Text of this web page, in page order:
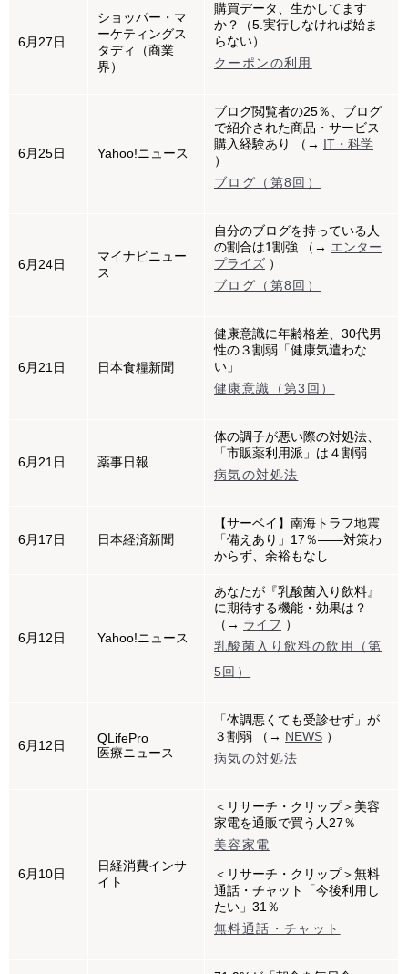
6月27日
ショッパー・マ
ーケティングス
タディ（商業
界）
購買データ、生かしてます
か？（5.実行しなければ始ま
らない）
クーポンの利用
6月25日 Yahoo!ニュース
ブログ閲覧者の25％、ブログ
で紹介された商品・サービス
購入経験あり （→ IT・科学
）
ブログ（第8回）
6月24日
マイナビニュー
ス
自分のブログを持っている人
の割合は1割強 （→ エンター
プライズ ）
ブログ（第8回）
6月21日 日本食糧新聞
健康意識に年齢格差、30代男
性の３割弱「健康気遣わな
い」
健康意識（第3回）
6月21日 薬事日報
体の調子が悪い際の対処法、
「市販薬利用派」は４割弱
病気の対処法
6月17日 日本経済新聞
【サーベイ】南海トラフ地震
「備えあり」17％――対策わ
からず、余裕もなし
6月12日 Yahoo!ニュース
あなたが『乳酸菌入り飲料』
に期待する機能・効果は？
（→ ライフ ）
乳酸菌入り飲料の飲用（第
5回）
6月12日
QLifePro
医療ニュース
「体調悪くても受診せず」が
３割弱 （→ NEWS ）
病気の対処法
6月10日
日経消費インサ
イト
＜リサーチ・クリップ＞美容
家電を通販で買う人27％
美容家電
＜リサーチ・クリップ＞無料
通話・チャット「今後利用し
たい」31％
無料通話・チャット